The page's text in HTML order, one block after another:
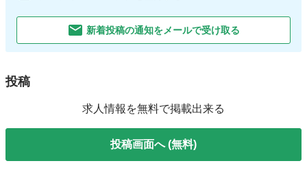
新着投稿の通知をメールで受け取る
投稿
求人情報を無料で掲載出来る
投稿画面へ (無料)